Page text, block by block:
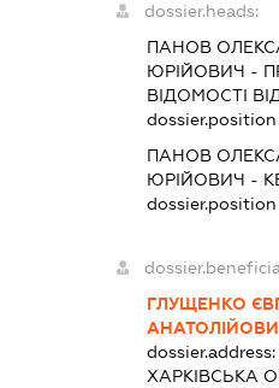
dossier.heads:
ПАНОВ
ЮРІЙОВИЧ -
ВІДОМОСТІ
ПАНОВ
ЮРІЙОВИЧ -
ГЛУЩЕНКО
dossier.address:
ХАРКІВСЬКА